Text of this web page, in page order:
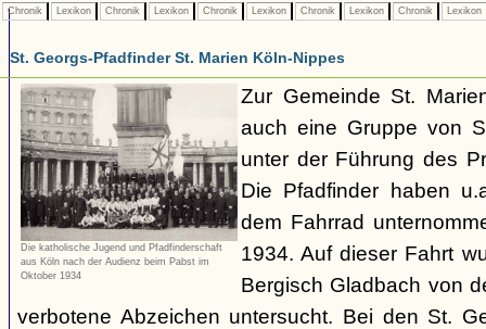
Chronik Lexikon Chronik Lexikon Chronik Lexikon Chronik Lexikon Chronik Lexikon
St. Georgs-Pfadfinder St. Marien Köln-Nippes
Die katholische Jugend und Pfadfinderschaft
aus Köln nach der Audienz beim Pabst im
Oktober 1934
Zur Gemeinde St.
auch eine Gruppe von
unter der Führung des
Die Pfadfinder haben
dem Fahrrad
1934. Auf dieser Fahrt
Bergisch Gladbach von
verbotene Abzeichen untersucht. Bei den St.